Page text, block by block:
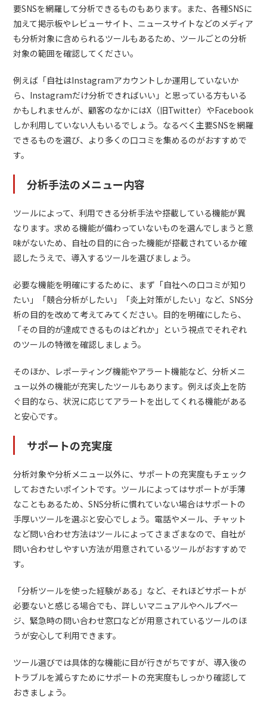
要SNSを網羅して分析できるものもあります。また、各種SNSに
加えて掲示板やレビューサイト、ニュースサイトなどのメディア
も分析対象に含められるツールもあるため、ツールごとの分析
対象の範囲を確認してください。
例えば「自社はInstagramアカウントしか運用していないか
ら、Instagramだけ分析できればいい」と思っている方もいる
かもしれませんが、顧客のなかにはX（旧Twitter）やFacebook
しか利用していない人もいるでしょう。なるべく主要SNSを網羅
できるものを選び、より多くの口コミを集めるのがおすすめで
す。
分析手法のメニュー内容
ツールによって、利用できる分析手法や搭載している機能が異
なります。求める機能が備わっていないものを選んでしまうと意
味がないため、自社の目的に合った機能が搭載されているか確
認したうえで、導入するツールを選びましょう。
必要な機能を明確にするために、まず「自社への口コミが知り
たい」「競合分析がしたい」「炎上対策がしたい」など、SNS分
析の目的を改めて考えてみてください。目的を明確にしたら、
「その目的が達成できるものはどれか」という視点でそれぞれ
のツールの特徴を確認しましょう。
そのほか、レポーティング機能やアラート機能など、分析メニ
ュー以外の機能が充実したツールもあります。例えば炎上を防
ぐ目的なら、状況に応じてアラートを出してくれる機能がある
と安心です。
サポートの充実度
分析対象や分析メニュー以外に、サポートの充実度もチェック
しておきたいポイントです。ツールによってはサポートが手薄
なこともあるため、SNS分析に慣れていない場合はサポートの
手厚いツールを選ぶと安心でしょう。電話やメール、チャット
など問い合わせ方法はツールによってさまざまなので、自社が
問い合わせしやすい方法が用意されているツールがおすすめで
す。
「分析ツールを使った経験がある」など、それほどサポートが
必要ないと感じる場合でも、詳しいマニュアルやヘルプペー
ジ、緊急時の問い合わせ窓口などが用意されているツールのほ
うが安心して利用できます。
ツール選びでは具体的な機能に目が行きがちですが、導入後の
トラブルを減らすためにサポートの充実度もしっかり確認して
おきましょう。